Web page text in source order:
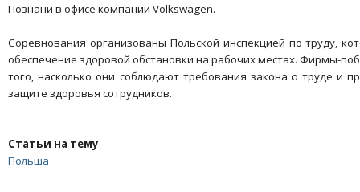
Познани в офисе компании Volkswagen.
Соревнования организованы Польской инспекцией по труду,
обеспечение здоровой обстановки на рабочих местах. Фирмы-
того, насколько они соблюдают требования закона о труде и
защите здоровья сотрудников.
Статьи на тему
Польша